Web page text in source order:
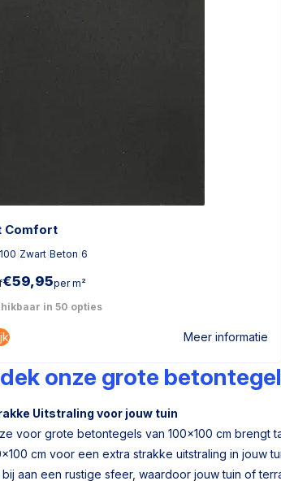
Comfort
Zwart Beton 6
€59,95per m²
in 50 opties
Meer informatie
onze grote
Uitstraling voor jouw tuin
voor grote betontegels van 100×100 cm brengt
cm voor een extra strakke uitstraling in jouw
aan een rustige sfeer, waardoor jouw tuin of